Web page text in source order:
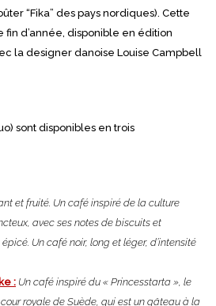
“Fika” des pays nordiques). Cette
d’année, disponible en édition
la designer danoise Louise Campbell
sont disponibles en trois
et fruité. Un café inspiré de la culture
avec ses notes de biscuits et
Un café noir, long et léger, d’intensité
: Un café inspiré du « Princesstarta », le
royale de Suède, qui est un gâteau à la